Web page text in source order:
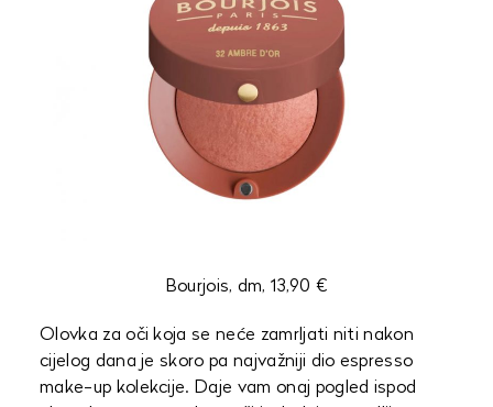
Bourjois, dm, 13,90 €
Olovka za oči koja se neće zamrljati niti nakon
cijelog dana je skoro pa najvažniji dio espresso
make-up kolekcije. Daje vam onaj pogled ispod